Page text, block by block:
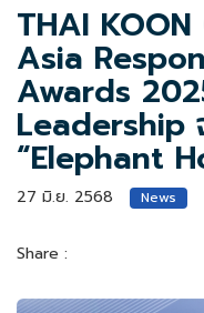
THAI KOON
Asia
Awards
Leadership
“Elephant
27 มิ.ย. 2568 News
Share :